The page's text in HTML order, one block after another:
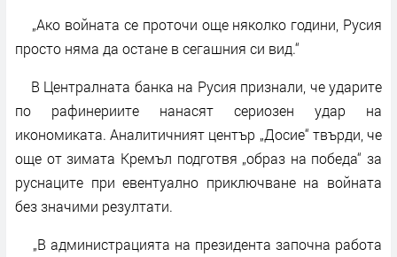
„Ако войната се проточи още няколко години, Русия
просто няма да остане в сегашния си вид.“
В Централната банка на Русия признали, че ударите
по рафинериите нанасят сериозен удар на
икономиката. Аналитичният център „Досие“ твърди, че
още от зимата Кремъл подготвя „образ на победа“ за
руснаците при евентуално приключване на войната
без значими резултати.
„В администрацията на президента започна работа